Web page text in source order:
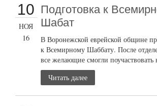
10
НОЯ
16
Подготовка к
Шабат
В Воронежской еврейской общине
к Всемирному Шаббату. После
все желающие смогли поучаствовать
Читать далее